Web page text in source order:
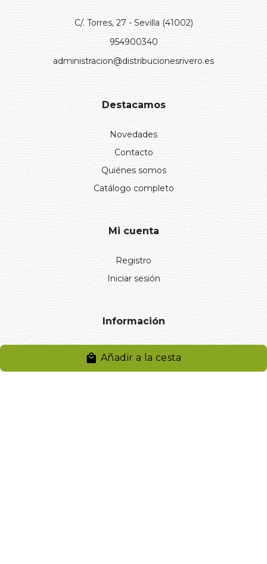
Añadir a la cesta
C/. Torres, 27 - Sevilla (41002)
954900340
administracion@distribucionesrivero.es
Destacamos
Novedades
Contacto
Quiénes somos
Catálogo completo
Mi cuenta
Registro
Iniciar sesión
Información
Aviso legal